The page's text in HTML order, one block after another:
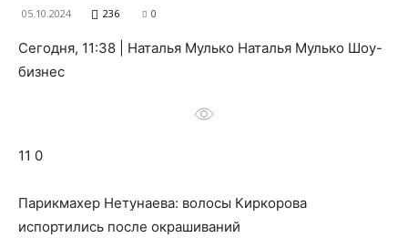
о
нем
05.10.2024 236 0
Сегодня, 11:38 | Наталья Мулько Наталья Мулько Шоу-
бизнес
11 0
Парикмахер Нетунаева: волосы Киркорова
испортились после окрашиваний